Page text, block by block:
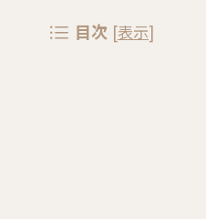
目次 [表示]